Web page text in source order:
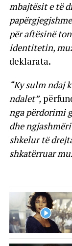
mbajtësit e të
për aftësinë
identitetin,
deklarata.
“Ky sulm ndaj
ndalet”,
nga përdorimi
dhe
shkelur të
shkatërruar